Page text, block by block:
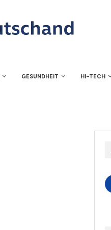
GESUNDHEIT HI-TECH